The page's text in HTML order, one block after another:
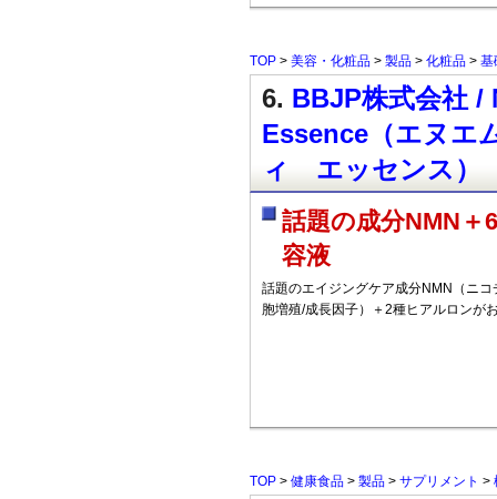
TOP > 美容・化粧品 > 製品 > 化粧品 > 基
6. BBJP株式会社 /
Essence（エヌ
ィ エッセンス）
話題の成分NMN
容液
話題のエイジングケア成分NMN（ニ
胞増殖/成長因子）＋2種ヒアルロンが
TOP > 健康食品 > 製品 > サプリメント >